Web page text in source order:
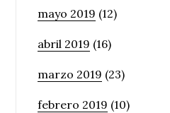
mayo 2019 (12)
abril 2019 (16)
marzo 2019 (23)
febrero 2019 (10)